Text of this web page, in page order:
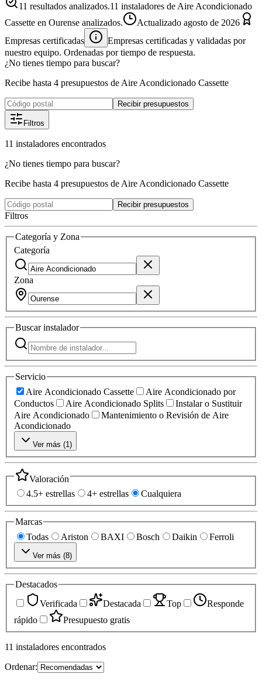
11 resultados analizados.11 instaladores de Aire Acondicionado
Cassette en Ourense analizados.
Actualizado agosto de 2026
Empresas certificadas
Empresas certificadas y validadas por
nuestro equipo. Ordenadas por tiempo de respuesta.
¿No tienes tiempo para buscar?
Recibe hasta 4 presupuestos de Aire Acondicionado Cassette
Recibir presupuestos
Filtros
11 instaladores encontrados
¿No tienes tiempo para buscar?
Recibe hasta 4 presupuestos de Aire Acondicionado Cassette
Recibir presupuestos
Filtros
Categoría y Zona
Categoría
Zona
Buscarinstalador
Servicio
Aire Acondicionado Cassette
Aire Acondicionado por
Conductos
Aire Acondicionado Splits
Instalar o Sustituir
Aire Acondicionado
Mantenimiento o Revisión de Aire
Acondicionado
Ver más (1)
Valoración
4.5+ estrellas
4+ estrellas Cualquiera
Marcas
Todas
Ariston BAXI Bosch Daikin Ferroli
Ver más (8)
Destacados
Verificada
Destacada Top
Responde
rápido
Presupuesto gratis
11 instaladores encontrados
Ordenar: